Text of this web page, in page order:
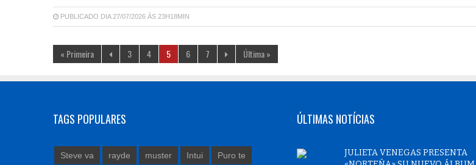
PUBLICADO DIA 27/07/2026 ÀS 23H18MIN
« Primeira 3 4 5 6 7 Última »
TAGS POPULARES
Steve va rayde muster Intui Puro te
ÚLTIMAS NOTÍCIAS
JULIETA VENEGAS PRESENTA